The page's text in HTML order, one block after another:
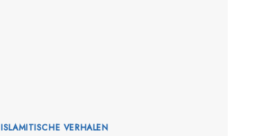
ISLAMITISCHE VERHALEN